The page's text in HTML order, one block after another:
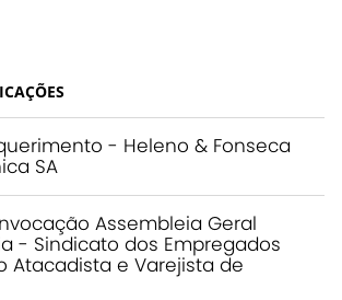
- Heleno & Fonseca
SA
Assembleia Geral
- Sindicato dos Empregados
Atacadista e Varejista de